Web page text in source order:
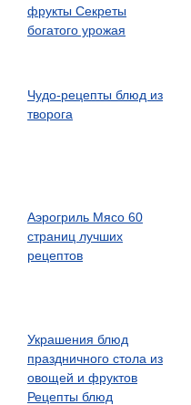
фрукты Секреты
богатого урожая
Чудо-рецепты блюд из
творога
Аэрогриль Мясо 60
страниц лучших
рецептов
Украшения блюд
праздничного стола из
овощей и фруктов
Рецепты блюд